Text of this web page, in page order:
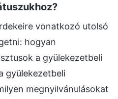
vonatkozó utolsó
hogyan
a gyülekezetbeli
gyülekezetbeli
megnyilvánulásokat